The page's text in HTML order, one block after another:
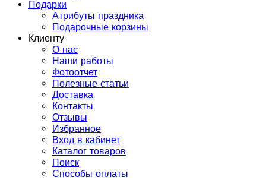
Подарки
Атрибуты праздника
Подарочные корзины
Клиенту
О нас
Наши работы
Фотоотчет
Полезные статьи
Доставка
Контакты
Отзывы
Избранное
Вход в кабинет
Каталог товаров
Поиск
Способы оплаты